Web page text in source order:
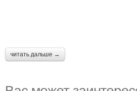
читать дальше →